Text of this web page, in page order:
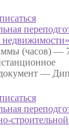
недвижимости»
(часов) —
—
строительной